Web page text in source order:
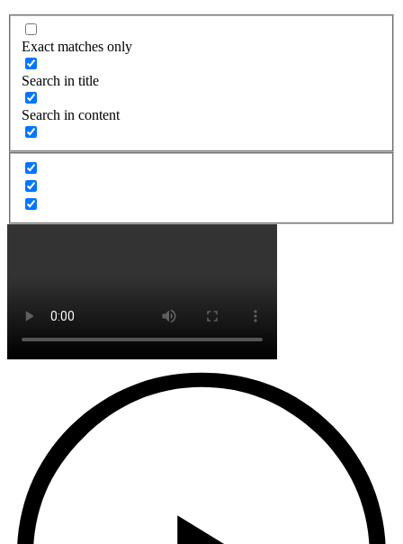
Exact matches only
Search in title
Search in content